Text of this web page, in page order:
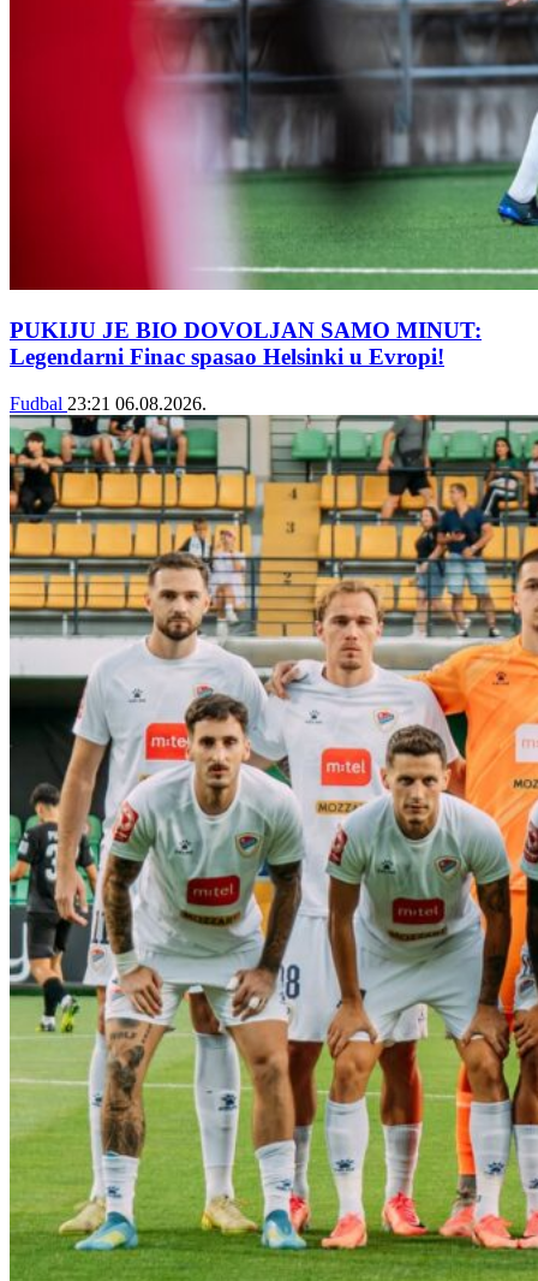
PUKIJU JE BIO DOVOLJAN SAMO MINUT:
Legendarni Finac spasao Helsinki u Evropi!
Fudbal 23:21 06.08.2026.